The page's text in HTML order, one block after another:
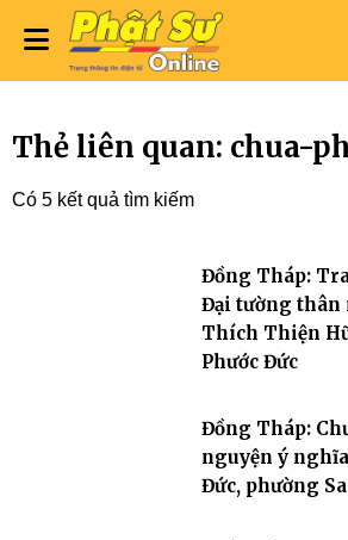
Thẻ liên quan: chua-
Có 5 kết quả tìm kiếm
Đồng Tháp:
Đại tường thân
Thích Thiện
Phước Đức
Đồng Tháp:
nguyện ý
Đức, phường